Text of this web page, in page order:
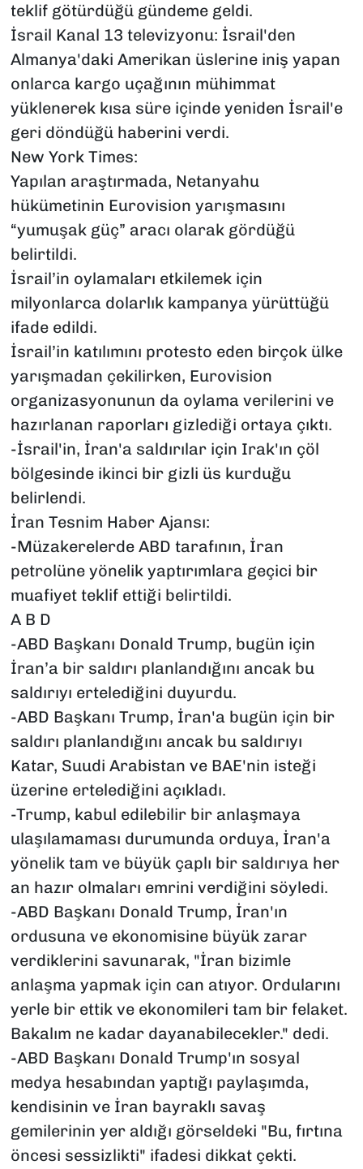
teklif götürdüğü gündeme geldi.
İsrail Kanal 13 televizyonu: İsrail'den
Almanya'daki Amerikan üslerine iniş yapan
onlarca kargo uçağının mühimmat
yüklenerek kısa süre içinde yeniden İsrail'e
geri döndüğü haberini verdi.
New York Times:
Yapılan araştırmada, Netanyahu
hükümetinin Eurovision yarışmasını
“yumuşak güç” aracı olarak gördüğü
belirtildi.
İsrail’in oylamaları etkilemek için
milyonlarca dolarlık kampanya yürüttüğü
ifade edildi.
İsrail’in katılımını protesto eden birçok ülke
yarışmadan çekilirken, Eurovision
organizasyonunun da oylama verilerini ve
hazırlanan raporları gizlediği ortaya çıktı.
-İsrail'in, İran'a saldırılar için Irak'ın çöl
bölgesinde ikinci bir gizli üs kurduğu
belirlendi.
İran Tesnim Haber Ajansı:
-Müzakerelerde ABD tarafının, İran
petrolüne yönelik yaptırımlara geçici bir
muafiyet teklif ettiği belirtildi.
A B D
-ABD Başkanı Donald Trump, bugün için
İran’a bir saldırı planlandığını ancak bu
saldırıyı ertelediğini duyurdu.
-ABD Başkanı Trump, İran'a bugün için bir
saldırı planlandığını ancak bu saldırıyı
Katar, Suudi Arabistan ve BAE'nin isteği
üzerine ertelediğini açıkladı.
-Trump, kabul edilebilir bir anlaşmaya
ulaşılamaması durumunda orduya, İran'a
yönelik tam ve büyük çaplı bir saldırıya her
an hazır olmaları emrini verdiğini söyledi.
-ABD Başkanı Donald Trump, İran'ın
ordusuna ve ekonomisine büyük zarar
verdiklerini savunarak, "İran bizimle
anlaşma yapmak için can atıyor. Ordularını
yerle bir ettik ve ekonomileri tam bir felaket.
Bakalım ne kadar dayanabilecekler." dedi.
-ABD Başkanı Donald Trump'ın sosyal
medya hesabından yaptığı paylaşımda,
kendisinin ve İran bayraklı savaş
gemilerinin yer aldığı görseldeki "Bu, fırtına
öncesi sessizlikti" ifadesi dikkat çekti.